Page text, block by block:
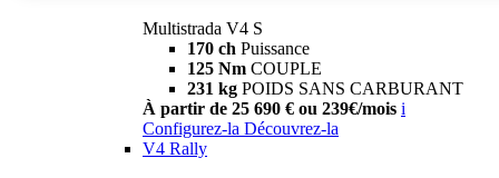
Multistrada V4 S
170 ch Puissance
125 Nm COUPLE
231 kg POIDS SANS CARBURANT
À partir de 25 690 € ou 239€/mois i
Configurez-la Découvrez-la
V4 Rally